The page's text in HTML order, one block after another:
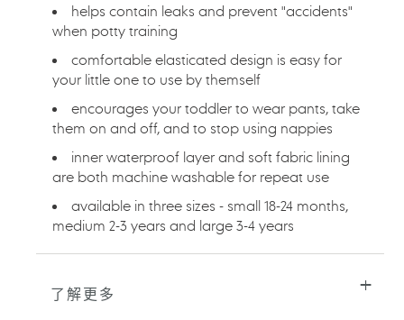
helps contain leaks and prevent "accidents"
when potty training
comfortable elasticated design is easy for
your little one to use by themself
encourages your toddler to wear pants, take
them on and off, and to stop using nappies
inner waterproof layer and soft fabric lining
are both machine washable for repeat use
available in three sizes - small 18-24 months,
medium 2-3 years and large 3-4 years
了解更多